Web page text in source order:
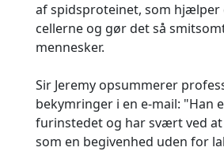
af spidsproteinet, som hjælper
cellerne og gør det så
mennesker.
Sir Jeremy opsummerer
bekymringer i en e-mail: "Han
furinstedet og har svært ved
som en begivenhed uden for